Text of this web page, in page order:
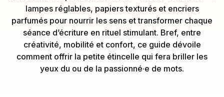
lampes réglables, papiers texturés et encriers
parfumés pour nourrir les sens et transformer chaque
séance d’écriture en rituel stimulant. Bref, entre
créativité, mobilité et confort, ce guide dévoile
comment offrir la petite étincelle qui fera briller les
yeux du ou de la passionné·e de mots.